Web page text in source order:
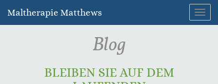
Maltherapie Matthews
Blog
BLEIBEN SIE AUF DEM